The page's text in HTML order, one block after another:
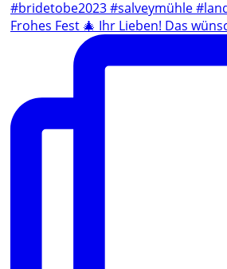
Frohes Fest 🎄 Ihr Lieben! Das